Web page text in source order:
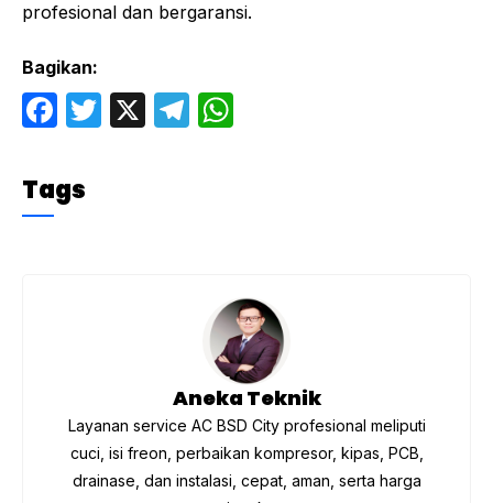
profesional dan bergaransi.
Bagikan:
F
c
e
T
X
T
p
Tags
Aneka Teknik
Layanan service AC BSD City profesional meliputi
cuci, isi freon, perbaikan kompresor, kipas, PCB,
drainase, dan instalasi, cepat, aman, serta harga